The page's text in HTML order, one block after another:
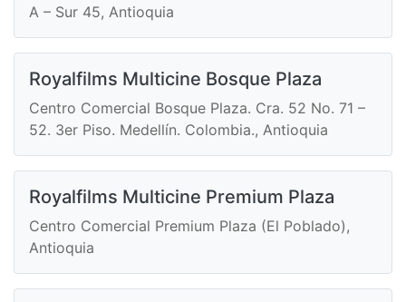
A – Sur 45, Antioquia
Royalfilms Multicine Bosque Plaza
Centro Comercial Bosque Plaza. Cra. 52 No. 71 –
52. 3er Piso. Medellín. Colombia., Antioquia
Royalfilms Multicine Premium Plaza
Centro Comercial Premium Plaza (El Poblado),
Antioquia